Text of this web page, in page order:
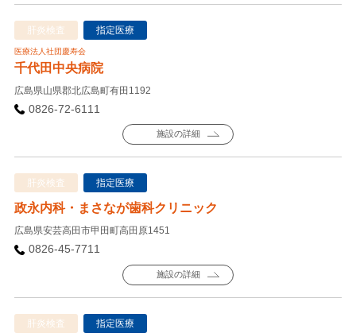
肝炎検査 指定医療
医療法人社団慶寿会
千代田中央病院
広島県山県郡北広島町有田1192
0826-72-6111
施設の詳細
肝炎検査 指定医療
政永内科・まさなが歯科クリニック
広島県安芸高田市甲田町高田原1451
0826-45-7711
施設の詳細
肝炎検査 指定医療